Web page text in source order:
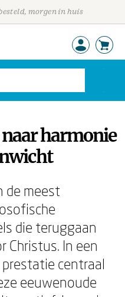
morgen in huis
harmonie
de meest
die teruggaan
Christus. In een
centraal
eeuwenoude